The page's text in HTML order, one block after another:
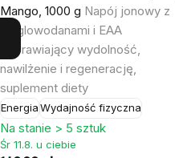
Mango, 1000 g Napój jonowy z
węglowodanami i EAA
poprawiający wydolność,
nawilżenie i regenerację,
suplement diety
EnergiaWydajność fizyczna
Na stanie > 5 sztuk
Śr 11.8. u ciebie